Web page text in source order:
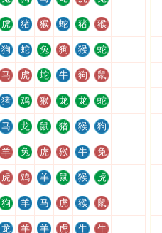
虎 猪 猴 蛇 猪 猴
狗 蛇 兔 狗 猴 蛇
马 虎 蛇 牛 狗 鼠
猪 鸡 猴 龙 龙 蛇
马 龙 鼠 猪 猴 狗
羊 兔 虎 猴 牛 兔
虎 鸡 羊 鼠 猴 虎
狗 羊 马 虎 猴 鼠
龙 羊 羊 虎 牛 牛